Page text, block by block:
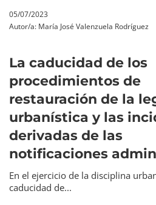
05/07/2023
Autor/a: María José Valenzuela Rodríguez
La caducidad de los
procedimientos de
restauración de la
urbanística y las
derivadas de las
notificaciones
En el ejercicio de la disciplina
caducidad de...